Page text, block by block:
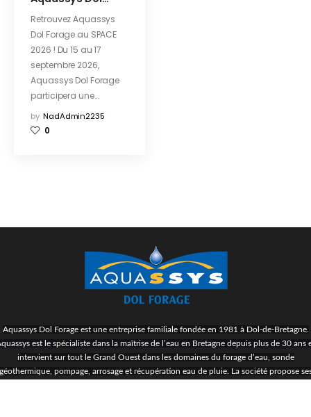
2026 !
Retrouvez Aquassys
Dol Forage au SPACE
2026 ! Du 15 au 17
septembre 2026,
Aquassys Dol Forage
participera une…
by NadAdmin2235
0
Aquassys Dol Forage est une entreprise familiale fondée en 1981 à Dol-de-Bretagne.
est le spécialiste dans la maîtrise de l’eau en Bretagne depuis plus de 30 ans
intervient sur tout le Grand Ouest dans les domaines du forage d’eau, sonde
pompage, arrosage et récupération eau de pluie. La société propose